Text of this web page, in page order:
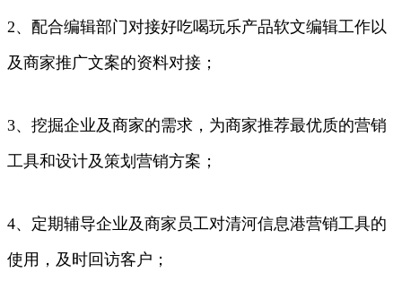
2、配合编辑部门对接好吃喝玩乐产品软文编辑工作以
及商家推广文案的资料对接；
3、挖掘企业及商家的需求，为商家推荐最优质的营销
工具和设计及策划营销方案；
4、定期辅导企业及商家员工对清河信息港营销工具的
使用，及时回访客户；